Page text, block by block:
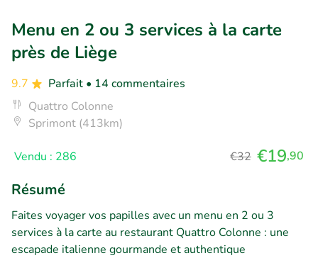
Menu en 2 ou 3 services à la carte
près de Liège
9.7 Parfait • 14 commentaires
Quattro Colonne
Sprimont (413km)
Vendu : 286 €32 €19,90
Résumé
Faites voyager vos papilles avec un menu en 2 ou 3
services à la carte au restaurant Quattro Colonne : une
escapade italienne gourmande et authentique